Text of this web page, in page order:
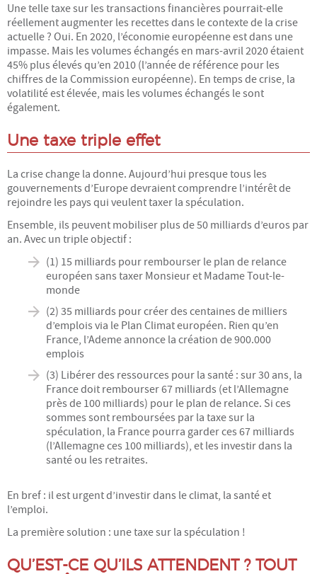
Une telle taxe sur les transactions financières pourrait-elle
réellement augmenter les recettes dans le contexte de la crise
actuelle ? Oui. En 2020, l’économie européenne est dans une
impasse. Mais les volumes échangés en mars-avril 2020 étaient
45% plus élevés qu’en 2010 (l’année de référence pour les
chiffres de la Commission européenne). En temps de crise, la
volatilité est élevée, mais les volumes échangés le sont
également.
Une taxe triple effet
La crise change la donne. Aujourd’hui presque tous les
gouvernements d’Europe devraient comprendre l’intérêt de
rejoindre les pays qui veulent taxer la spéculation.
Ensemble, ils peuvent mobiliser plus de 50 milliards d’euros par
an. Avec un triple objectif :
(1) 15 milliards pour rembourser le plan de relance
européen sans taxer Monsieur et Madame Tout-le-
monde
(2) 35 milliards pour créer des centaines de milliers
d’emplois via le Plan Climat européen. Rien qu’en
France, l’Ademe annonce la création de 900.000
emplois
(3) Libérer des ressources pour la santé : sur 30 ans, la
France doit rembourser 67 milliards (et l’Allemagne
près de 100 milliards) pour le plan de relance. Si ces
sommes sont remboursées par la taxe sur la
spéculation, la France pourra garder ces 67 milliards
(l’Allemagne ces 100 milliards), et les investir dans la
santé ou les retraites.
En bref : il est urgent d’investir dans le climat, la santé et
l’emploi.
La première solution : une taxe sur la spéculation !
QU’EST-CE QU’ILS ATTENDENT ? TOUT